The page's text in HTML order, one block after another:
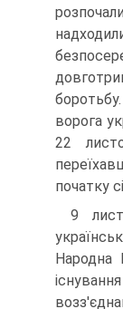
ворога
22
початку
9
Народна